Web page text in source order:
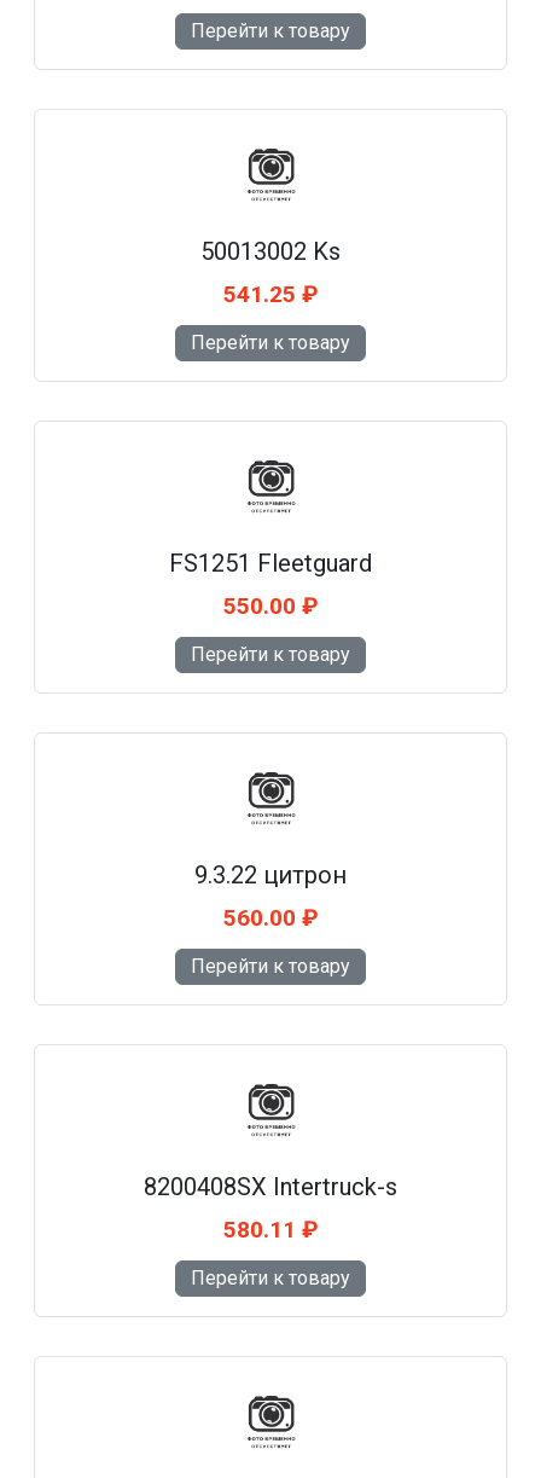
Перейти к товару
50013002 Ks
541.25 ₽
Перейти к товару
FS1251 Fleetguard
550.00 ₽
Перейти к товару
9.3.22 цитрон
560.00 ₽
Перейти к товару
8200408SX Intertruck-s
580.11 ₽
Перейти к товару